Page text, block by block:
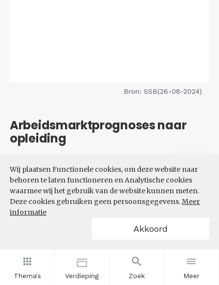
Thema's Verdieping Zoek Meer
Wij plaatsen Functionele cookies, om deze website naar
behoren te laten functioneren en Analytische cookies
waarmee wij het gebruik van de website kunnen meten.
Deze cookies gebruiken geen persoonsgegevens.Meer
informatie
Akkoord
Bron: SSB(26-08-2024)
Arbeidsmarktprognoses naar
opleiding
VERWACHTE UITBREIDINGS-
EN VERVANGINGSVRAAG NAAR
OPLEIDINGSNIVEAU
Filters